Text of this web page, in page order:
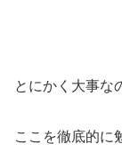
とにかく大事な
ここを徹底的に